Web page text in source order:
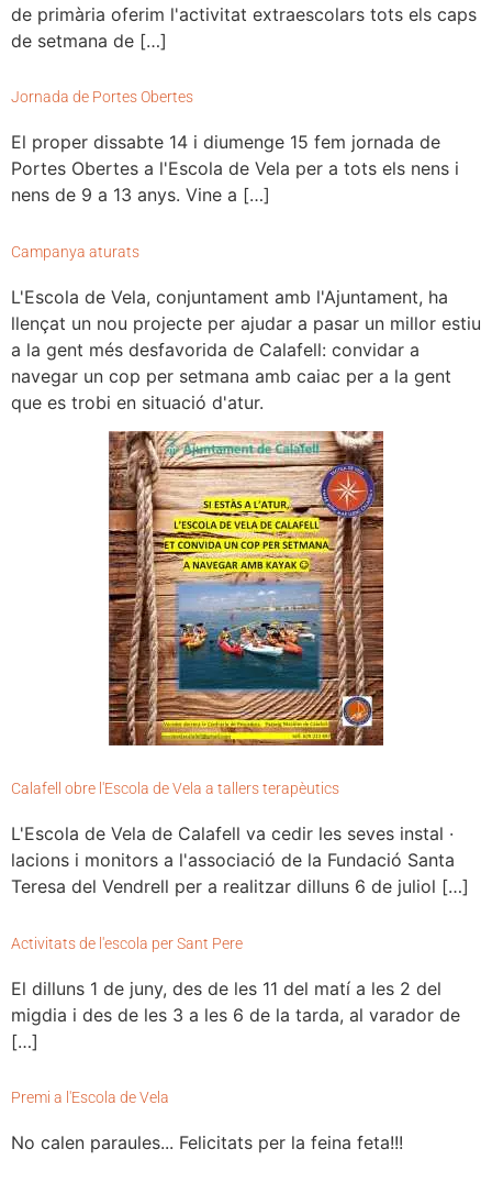
de primària oferim l'activitat extraescolars tots els caps
de setmana de […]
Jornada de Portes Obertes
El proper dissabte 14 i diumenge 15 fem jornada de
Portes Obertes a l'Escola de Vela per a tots els nens i
nens de 9 a 13 anys. Vine a […]
Campanya aturats
L'Escola de Vela, conjuntament amb l'Ajuntament, ha
llençat un nou projecte per ajudar a pasar un millor estiu
a la gent més desfavorida de Calafell: convidar a
navegar un cop per setmana amb caiac per a la gent
que es trobi en situació d'atur.
Calafell obre l'Escola de Vela a tallers terapèutics
L'Escola de Vela de Calafell va cedir les seves instal ·
lacions i monitors a l'associació de la Fundació Santa
Teresa del Vendrell per a realitzar dilluns 6 de juliol […]
Activitats de l'escola per Sant Pere
El dilluns 1 de juny, des de les 11 del matí a les 2 del
migdia i des de les 3 a les 6 de la tarda, al varador de
[…]
Premi a l'Escola de Vela
No calen paraules... Felicitats per la feina feta!!!